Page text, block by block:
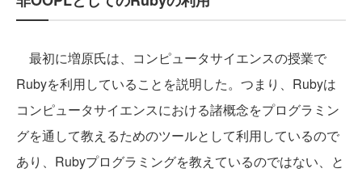
最初に増原氏は、コンピュータサイエンスの授業で
Rubyを利用していることを説明した。つまり、Rubyは
コンピュータサイエンスにおける諸概念をプログラミン
グを通して教えるためのツールとして利用しているので
あり、Rubyプログラミングを教えているのではない、と